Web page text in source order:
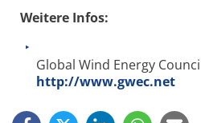
Weitere Infos:
Global Wind Energy
http://www.gwec.net